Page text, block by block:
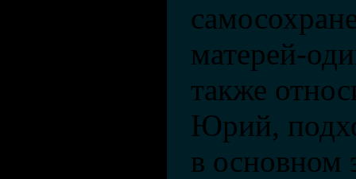
матерей-
также
Юрий,
в основном